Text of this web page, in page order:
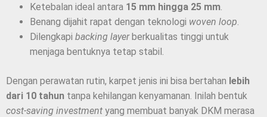
Ketebalan ideal antara 15 mm hingga 25 mm.
Benang dijahit rapat dengan teknologi woven loop.
Dilengkapi backing layerberkualitas tinggi untuk
menjaga bentuknya tetap stabil.
Dengan perawatan rutin, karpet jenis ini bisa bertahan lebih
dari 10 tahun tanpa kehilangan kenyamanan. Inilah bentuk
cost-saving investment yang membuat banyak DKM merasa